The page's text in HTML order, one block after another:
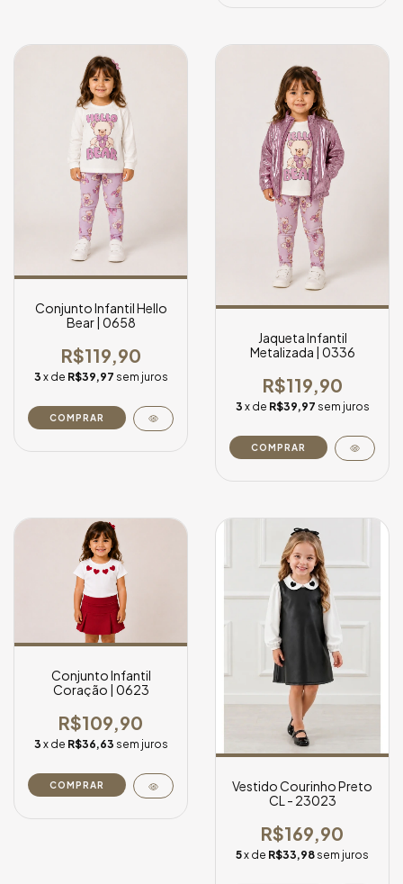
Conjunto Infantil Hello
Bear | 0658
R$119,90
3 x de R$39,97 sem juros
COMPRAR
Jaqueta Infantil
Metalizada | 0336
R$119,90
3 x de R$39,97 sem juros
COMPRAR
Conjunto Infantil
Coração | 0623
R$109,90
3 x de R$36,63 sem juros
COMPRAR
Vestido Courinho Preto
CL - 23023
R$169,90
5x de R$33,98 sem juros